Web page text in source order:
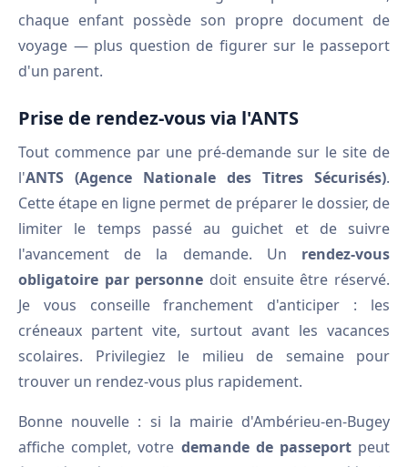
chaque enfant possède son propre document de
voyage — plus question de figurer sur le passeport
d'un parent.
Prise de rendez-vous via l'ANTS
Tout commence par une pré-demande sur le site de
l'ANTS (Agence Nationale des Titres Sécurisés).
Cette étape en ligne permet de préparer le dossier, de
limiter le temps passé au guichet et de suivre
l'avancement de la demande. Un rendez-vous
obligatoire par personne doit ensuite être réservé.
Je vous conseille franchement d'anticiper : les
créneaux partent vite, surtout avant les vacances
scolaires. Privilegiez le milieu de semaine pour
trouver un rendez-vous plus rapidement.
Bonne nouvelle : si la mairie d'Ambérieu-en-Bugey
affiche complet, votre demande de passeportpeut